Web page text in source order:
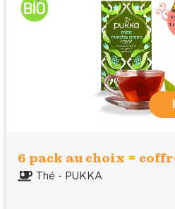
6 pack au choix =
Thé - PUKKA